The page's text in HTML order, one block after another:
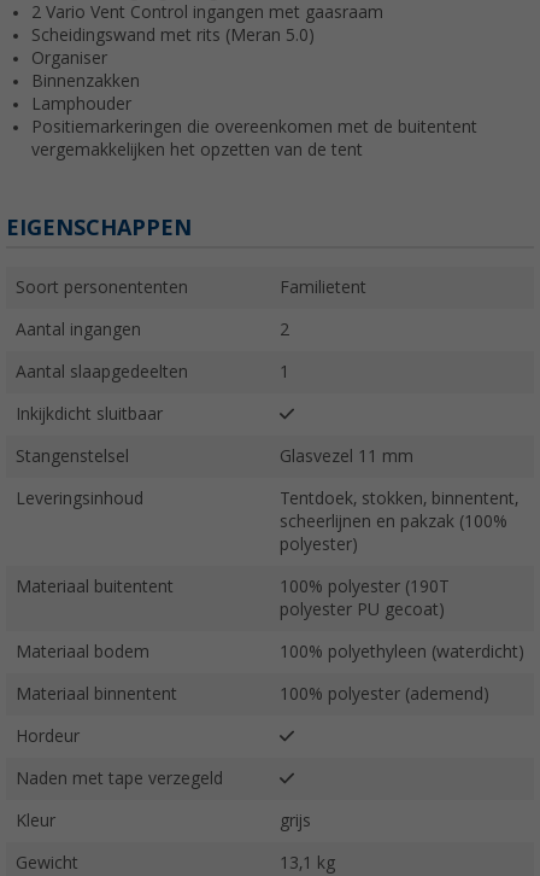
2 Vario Vent Control ingangen met gaasraam
Scheidingswand met rits (Meran 5.0)
Organiser
Binnenzakken
Lamphouder
Positiemarkeringen die overeenkomen met de buitentent
vergemakkelijken het opzetten van de tent
EIGENSCHAPPEN
Soort personententen Familietent
Aantal ingangen 2
Aantal slaapgedeelten 1
Inkijkdicht sluitbaar
Stangenstelsel Glasvezel 11 mm
Leveringsinhoud
Tentdoek, stokken, binnentent,
scheerlijnen en pakzak (100%
polyester)
Materiaal buitentent
100% polyester (190T
polyester PU gecoat)
Materiaal bodem 100% polyethyleen (waterdicht)
Materiaal binnentent 100% polyester (ademend)
Hordeur
Naden met tape verzegeld
Kleur grijs
Gewicht 13,1 kg